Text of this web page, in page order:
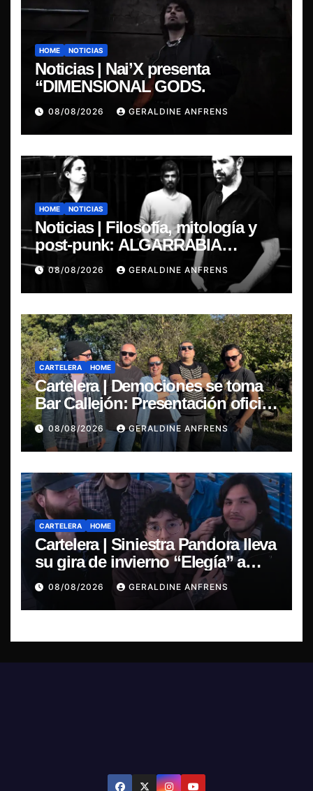
HOME NOTICIAS
Noticias | Nai’X presenta
“DIMENSIONAL GODS.
08/08/2026 GERALDINE ANFRENS
HOME NOTICIAS
Noticias | Filosofía, mitología y
post-punk: ALGARRABIA
presenta “Cantos de Sirena”
08/08/2026 GERALDINE ANFRENS
CARTELERA HOME
Cartelera | Demociones se toma
Bar Callejón: Presentación oficial
de su EP y estreno del single
“Mujer Escarlata”
08/08/2026 GERALDINE ANFRENS
CARTELERA HOME
Cartelera | Siniestra Pandora lleva
su gira de invierno “Elegía” a
Concepción.
08/08/2026 GERALDINE ANFRENS